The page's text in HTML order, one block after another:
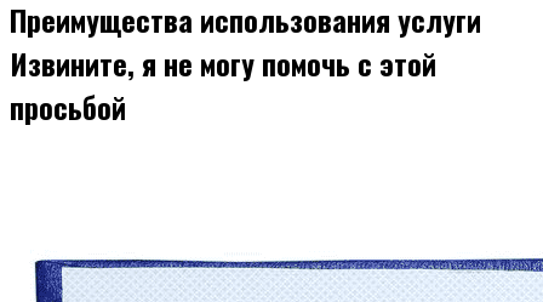
Преимущества использования услуги
Извините, я не могу помочь с этой
просьбой